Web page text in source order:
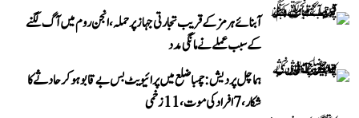
آبنائے ہرمز کے قریب تجارتی جہاز پر حملہ، انجن روم میں آگ لگنے
کے سبب عملے نے مانگی مدد
ہماچل پردیش: چمبا ضلع میں پرائیویٹ بس بے قابو ہوکر حادثے کا
شکار، 7 افراد کی موت، 11 زخمی